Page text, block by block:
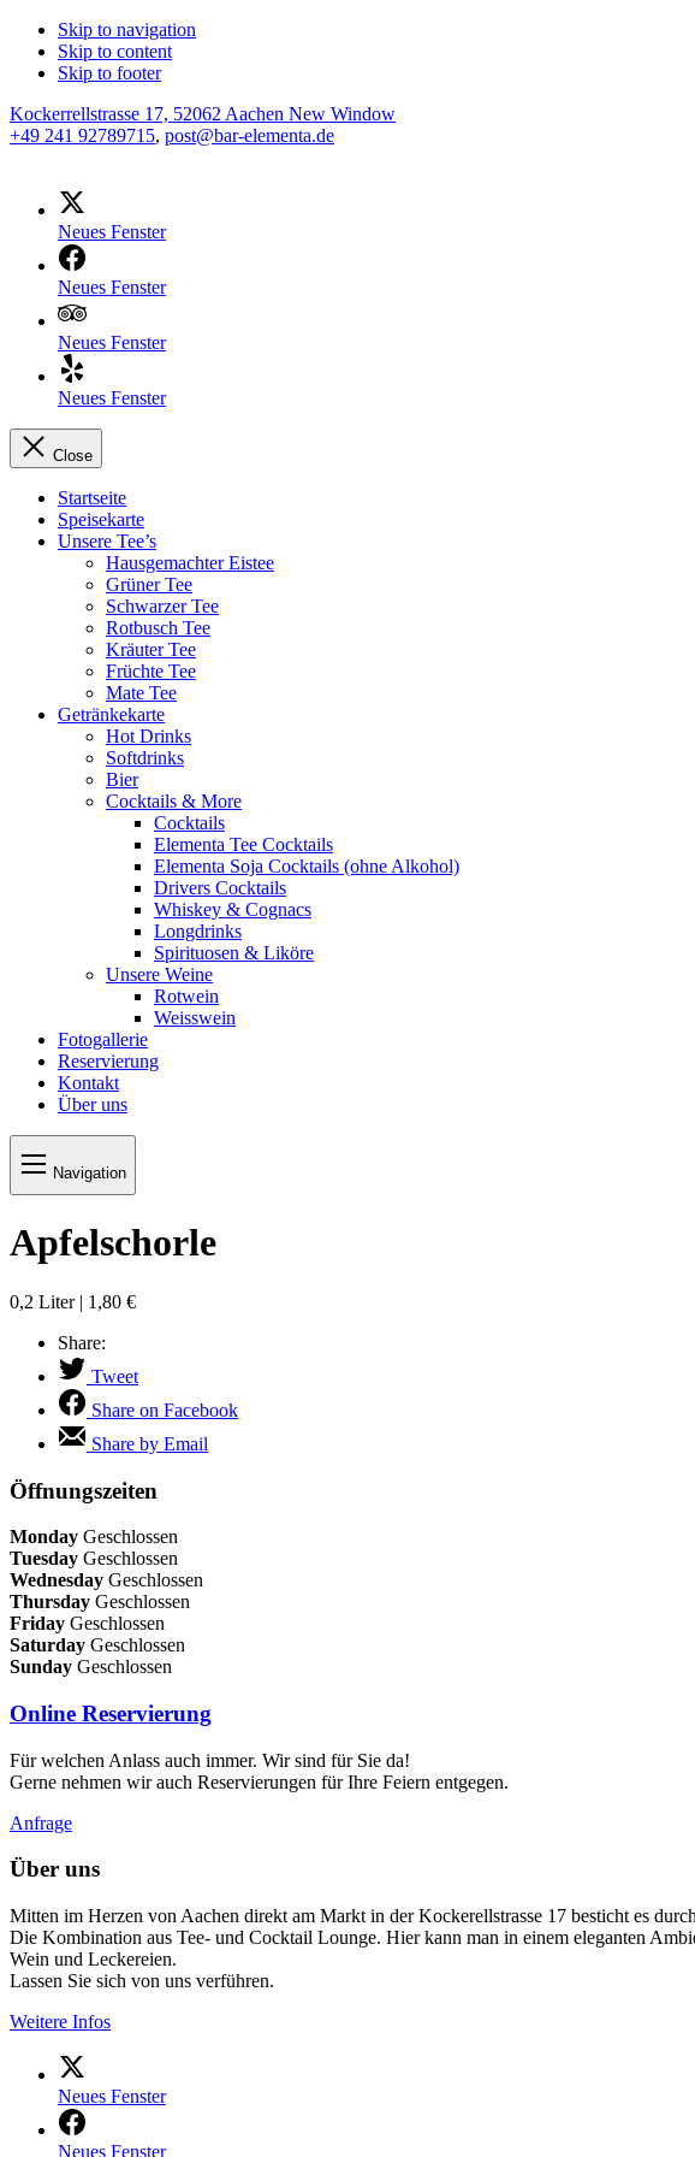
Skip to navigation
Skip to content
Skip to footer
Kockerrellstrasse 17, 52062 Aachen New Window
+49 241 92789715, post@bar-elementa.de
Neues Fenster
Neues Fenster
Neues Fenster
Neues Fenster
Close
Startseite
Speisekarte
Unsere Tee’s
Hausgemachter Eistee
Grüner Tee
Schwarzer Tee
Rotbusch Tee
Kräuter Tee
Früchte Tee
Mate Tee
Getränkekarte
Hot Drinks
Softdrinks
Bier
Cocktails & More
Cocktails
Elementa Tee Cocktails
Elementa Soja Cocktails (ohne Alkohol)
Drivers Cocktails
Whiskey & Cognacs
Longdrinks
Spirituosen & Liköre
Unsere Weine
Rotwein
Weisswein
Fotogallerie
Reservierung
Kontakt
Über uns
Navigation
Apfelschorle
0,2 Liter | 1,80 €
Share:
Tweet
Share on Facebook
Share by Email
Öffnungszeiten
Monday Geschlossen
Tuesday Geschlossen
Wednesday Geschlossen
Thursday Geschlossen
Friday Geschlossen
Saturday Geschlossen
Sunday Geschlossen
Online Reservierung
Für welchen Anlass auch immer. Wir sind für Sie da!
Gerne nehmen wir auch Reservierungen für Ihre Feiern entgegen.
Anfrage
Über uns
Mitten im Herzen von Aachen direkt am Markt in der Kockerellstrasse 17 besticht es
Die Kombination aus Tee- und Cocktail Lounge. Hier kann man in einem eleganten
Wein und Leckereien.
Lassen Sie sich von uns verführen.
Weitere Infos
Neues Fenster
Neues Fenster